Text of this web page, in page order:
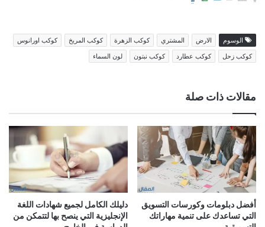
الوسوم الارض المشتري كوكب الزهرة كوكب المريخ
كوكب اورانوس
كوكب زحل
كوكب عطارد كوكب نبتون لون السماء
مقالات ذات صلة
أفضل دبلومات وكورسات التسويق
التي تساعدك على تنمية مهاراتك
دليلك الكامل لجميع شهادات اللغة
الإنجليزية التي ينصح بها لتتمكن من